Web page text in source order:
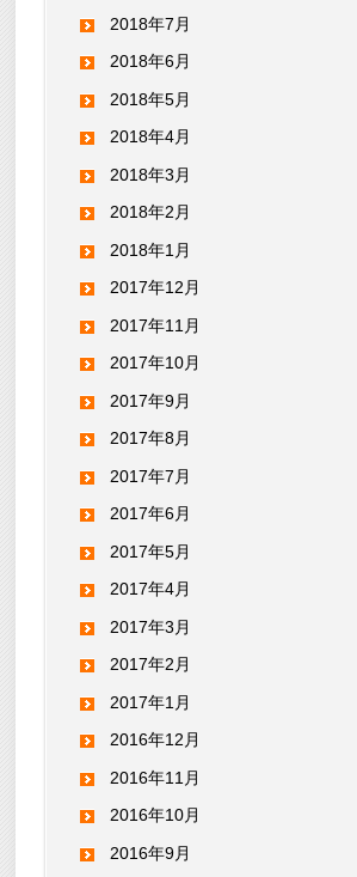
2018年7月
2018年6月
2018年5月
2018年4月
2018年3月
2018年2月
2018年1月
2017年12月
2017年11月
2017年10月
2017年9月
2017年8月
2017年7月
2017年6月
2017年5月
2017年4月
2017年3月
2017年2月
2017年1月
2016年12月
2016年11月
2016年10月
2016年9月